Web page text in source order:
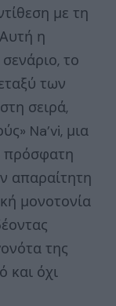
με τη
η
το
των
σειρά,
Na’vi, μια
πρόσφατη
απαραίτητη
μονοτονία
της
και όχι